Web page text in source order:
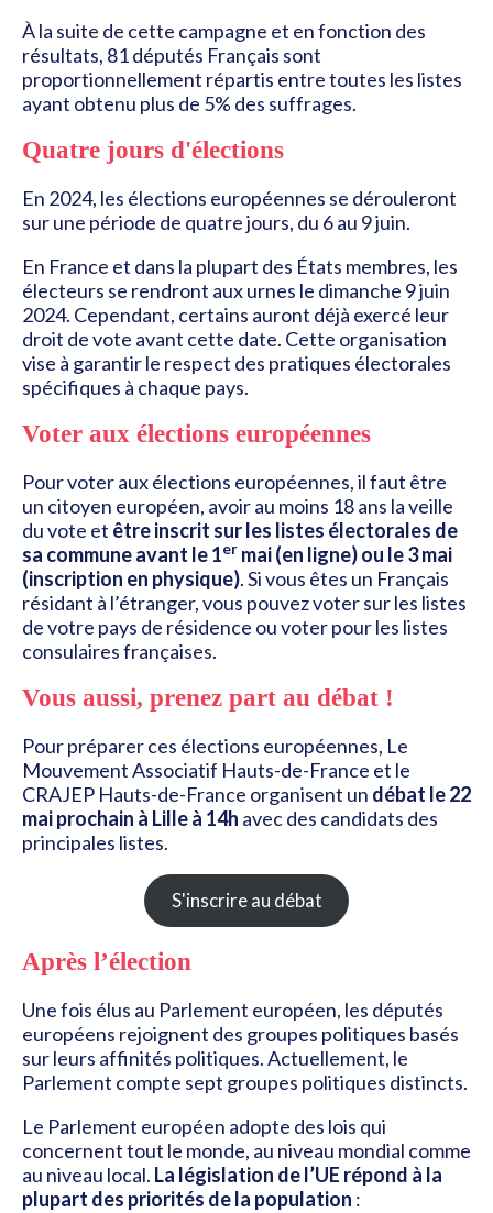
À la suite de cette campagne et en fonction des
résultats, 81 députés Français sont
proportionnellement répartis entre toutes les listes
ayant obtenu plus de 5% des suffrages.
Quatre jours d'élections
En 2024, les élections européennes se dérouleront
sur une période de quatre jours, du 6 au 9 juin.
En France et dans la plupart des États membres, les
électeurs se rendront aux urnes le dimanche 9 juin
2024. Cependant, certains auront déjà exercé leur
droit de vote avant cette date. Cette organisation
vise à garantir le respect des pratiques électorales
spécifiques à chaque pays.
Voter aux élections européennes
Pour voter aux élections européennes, il faut être
un citoyen européen, avoir au moins 18 ans la veille
du vote et être inscrit sur les listes électorales de
sa commune avant le 1er mai (en ligne) ou le 3 mai
(inscription en physique). Si vous êtes un Français
résidant à l’étranger, vous pouvez voter sur les listes
de votre pays de résidence ou voter pour les listes
consulaires françaises.
Vous aussi, prenez part au débat !
Pour préparer ces élections européennes, Le
Mouvement Associatif Hauts-de-France et le
CRAJEP Hauts-de-France organisent un débat le 22
mai prochain à Lille à 14h avec des candidats des
principales listes.
S'inscrire au débat
Après l’élection
Une fois élus au Parlement européen, les députés
européens rejoignent des groupes politiques basés
sur leurs affinités politiques. Actuellement, le
Parlement compte sept groupes politiques distincts.
Le Parlement européen adopte des lois qui
concernent tout le monde, au niveau mondial comme
au niveau local. La législation de l’UE répond à la
plupart des priorités de la population :